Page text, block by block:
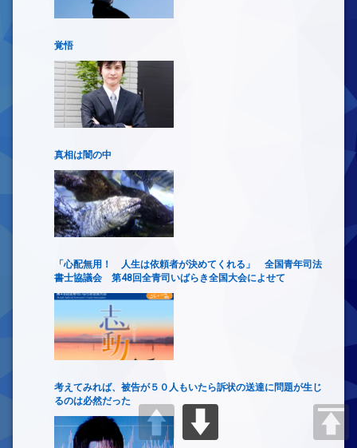
覚悟
真相は闇の中
「心配無用！ 人生は依頼者が決めてくれる」 全国青年司法
書士協議会 第48回全青司いばらき全国大会によせて
考えてみれば、被告が５０人もいたら訴状の送達に問題が生じ
るのは必然だった